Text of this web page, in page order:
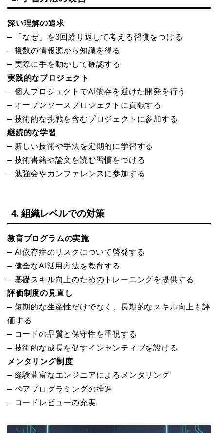
深い理解の追求
– 「なぜ」を3回繰り返して考える習慣をつける
– 複数の情報源から知識を得る
– 実際に手を動かして確認する
実践的なプロジェクト
– 個人プロジェクトでAI依存を避けた開発を行う
– オープンソースプロジェクトに貢献する
– 技術的な挑戦を含むプロジェクトに参加する
継続的な学習
– 新しい技術や手法を定期的に学習する
– 技術書籍や論文を読む習慣をつける
– 勉強会やカンファレンスに参加する
4. 組織レベルでの対策
教育プログラムの実施
– AI依存症のリスクについて啓発する
– 健全なAI活用方法を教育する
– 基礎スキル向上のためのトレーニングを提供する
評価制度の見直し
– 短期的な生産性だけでなく、長期的なスキル向上も評
価する
– コードの品質と保守性を重視する
– 技術的な成長を促すインセンティブを設ける
メンタリング制度
– 経験豊富なエンジニアによるメンタリング
– ペアプログラミングの推進
– コードレビューの充実